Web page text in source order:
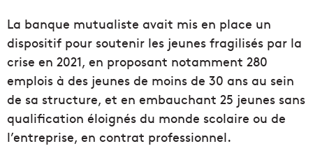
La banque mutualiste avait mis en place un
dispositif pour soutenir les jeunes fragilisés par la
crise en 2021, en proposant notamment 280
emplois à des jeunes de moins de 30 ans au sein
de sa structure, et en embauchant 25 jeunes sans
qualification éloignés du monde scolaire ou de
l’entreprise, en contrat professionnel.